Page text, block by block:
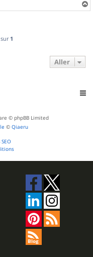
a
sur 1
Aller
© phpBB Limited
© Qiaeru